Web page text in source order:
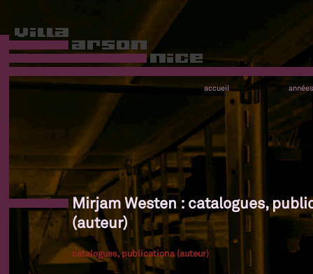
accueil années
Mirjam Westen : catalogues,
(auteur)
catalogues, publications (auteur)